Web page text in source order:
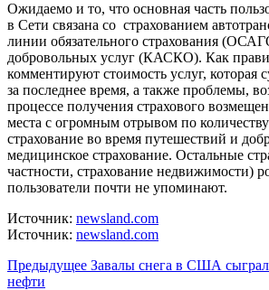
Ожидаемо и то, что основная часть
в Сети связана со страхованием
линии обязательного страхования
добровольных услуг (КАСКО). Как
комментируют стоимость услуг, которая
за последнее время, а также проблемы,
процессе получения страхового
места с огромным отрывом по
страхование во время путешествий и
медицинское страхование. Остальные
частности, страхование недвижимости)
пользователи почти не упоминают.
Источник: newsland.com
Источник: newsland.com
Предыдущее Завалы снега в США
нефти